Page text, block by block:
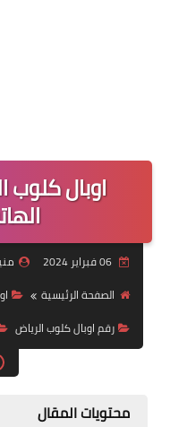
اوبال كلوب
06 فبراير 2024
الصفحة الرئيسية
رقم اوبال كلوب الرياض
محتويات المقال